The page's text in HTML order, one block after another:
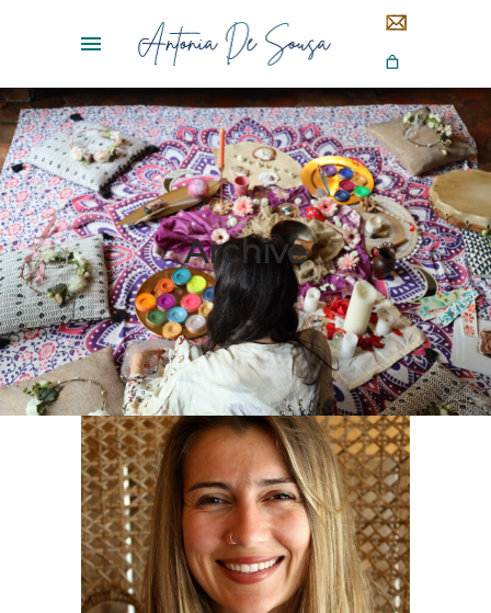
Archive